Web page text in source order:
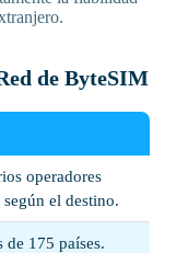
de ByteSIM
operadores
el destino.
de 175 países.